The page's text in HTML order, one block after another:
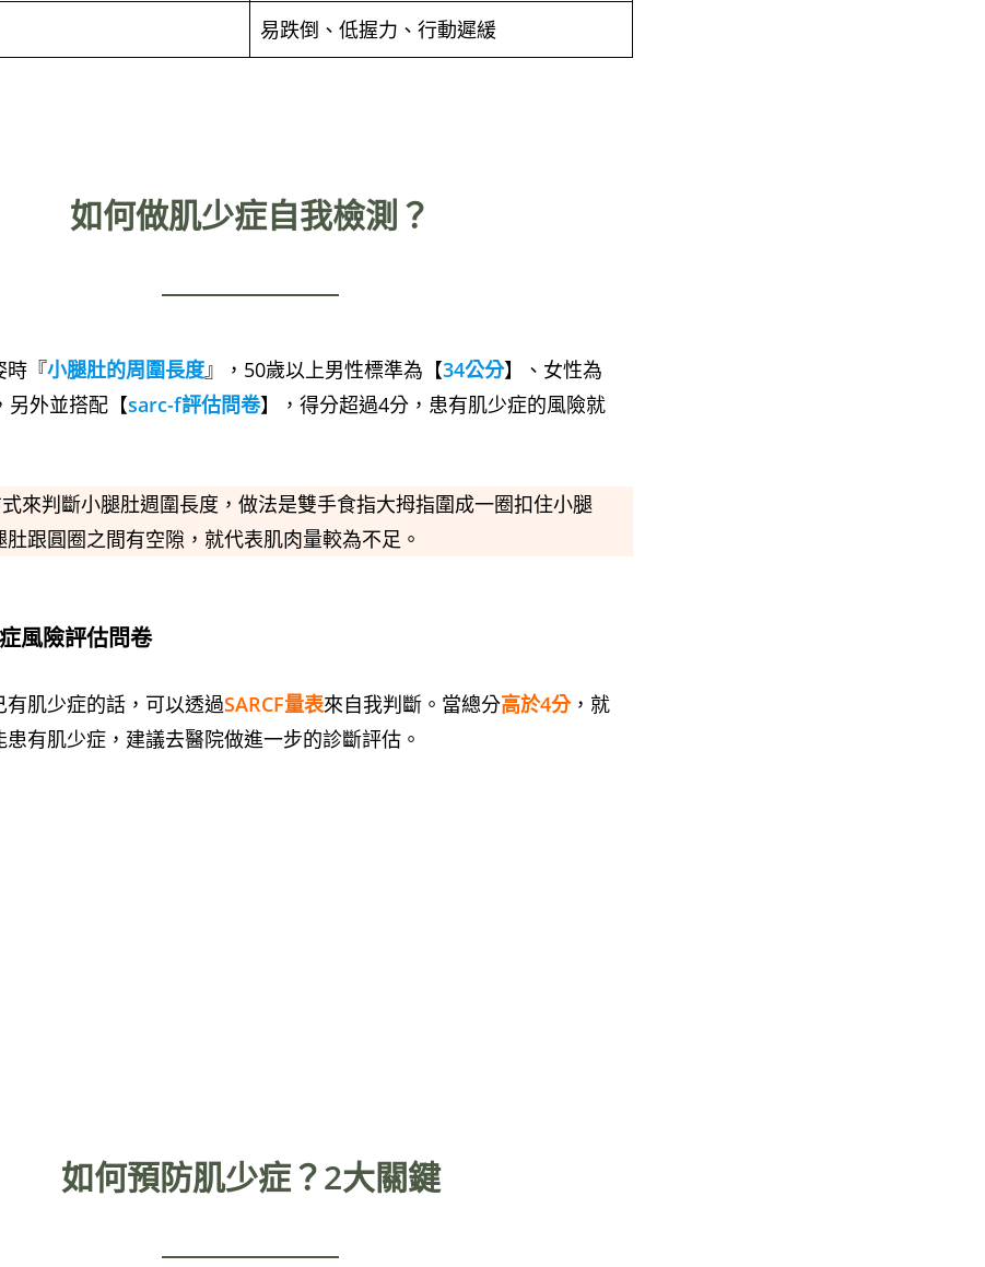
易跌倒、低握力、行動遲緩
如何做肌少症自我檢測？
時『小腿肚的周圍長度』，50歲以上男性標準為【34公分】、女性為
另外並搭配【sarc-f評估問卷】，得分超過4分，患有肌少症的風險就
式來判斷小腿肚週圍長度，做法是雙手食指大拇指圍成一圈扣住小腿
跟圓圈之間有空隙，就代表肌肉量較為不足。
風險評估問卷
有肌少症的話，可以透過SARCF量表來自我判斷。當總分高於4分，就
有肌少症，建議去醫院做進一步的診斷評估。
如何預防肌少症？2大關鍵